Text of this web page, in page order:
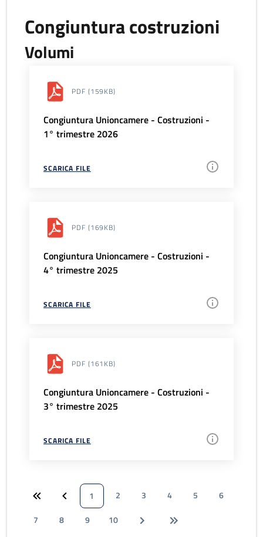
Congiuntura costruzioni
Volumi
PDF (159KB)
Congiuntura Unioncamere - Costruzioni -
1° trimestre 2026
SCARICA FILE
PDF (169KB)
Congiuntura Unioncamere - Costruzioni -
4° trimestre 2025
SCARICA FILE
PDF (161KB)
Congiuntura Unioncamere - Costruzioni -
3° trimestre 2025
SCARICA FILE
1 2 3 4 5
6
7
8 9 10